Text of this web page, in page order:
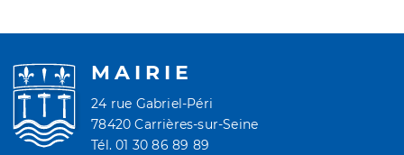
MAIRIE
24 rue Gabriel-Péri
78420 Carrières-sur-Seine
Tél. 01 30 86 89 89